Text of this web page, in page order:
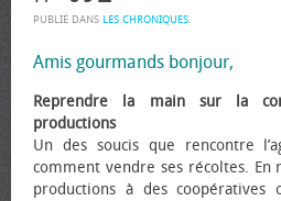
PUBLIÉ DANS LES CHRONIQUES.
Amis gourmands bonjour,
Reprendre la main sur la
productions
Un des soucis que rencontre
comment vendre ses récoltes. En
productions à des coopératives